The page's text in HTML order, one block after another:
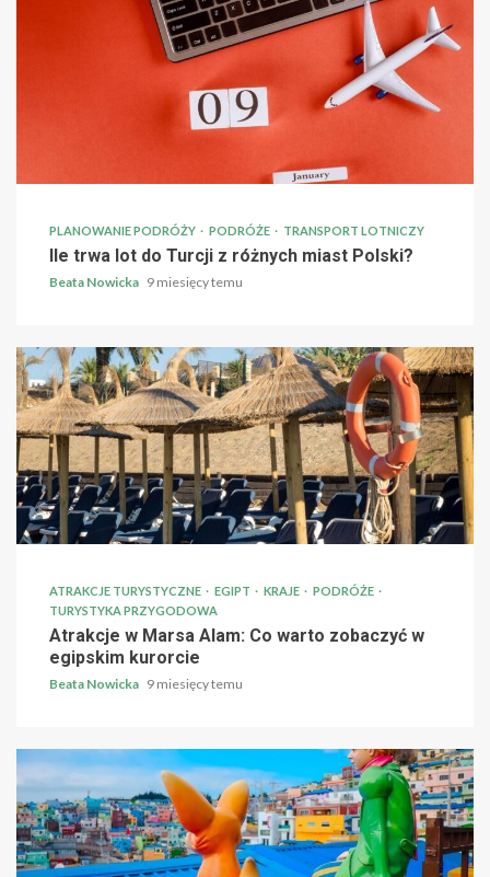
PLANOWANIE PODRÓŻY PODRÓŻE TRANSPORT LOTNICZY
Ile trwa lot do Turcji z różnych miast Polski?
Beata Nowicka 9 miesięcy temu
ATRAKCJE TURYSTYCZNE EGIPT KRAJE
PODRÓŻE
TURYSTYKA PRZYGODOWA
Atrakcje w Marsa Alam: Co warto zobaczyć w
egipskim kurorcie
Beata Nowicka 9 miesięcy temu